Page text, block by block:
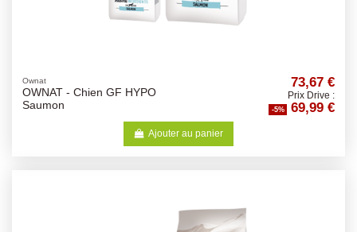
Ownat
OWNAT - Chien GF HYPO
Saumon
73,67 €
Prix Drive :
-5% 69,99 €
Ajouter au panier